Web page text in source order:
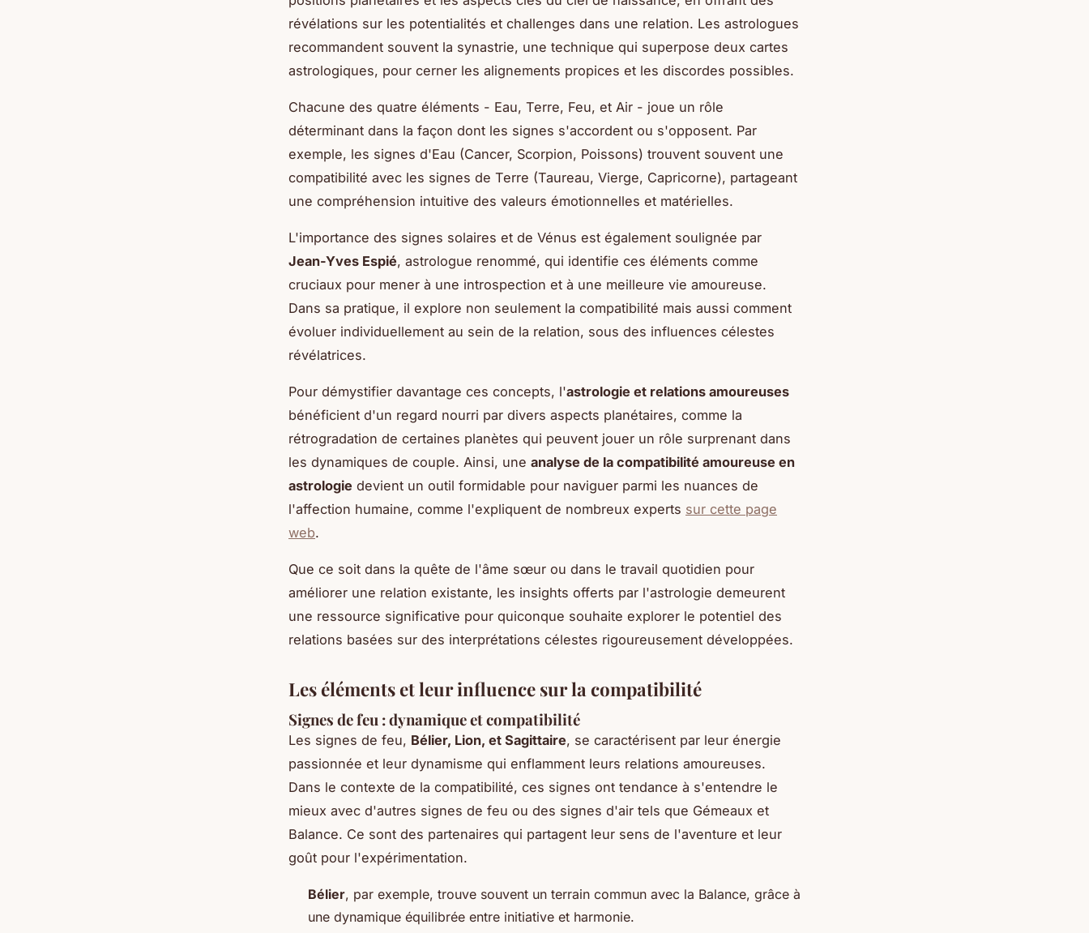
révélations sur les potentialités et challenges dans une relation. Les astrologues
recommandent souvent la synastrie, une technique qui superpose deux cartes
astrologiques, pour cerner les alignements propices et les discordes possibles.
Chacune des quatre éléments - Eau, Terre, Feu, et Air - joue un rôle
déterminant dans la façon dont les signes s'accordent ou s'opposent. Par
exemple, les signes d'Eau (Cancer, Scorpion, Poissons) trouvent souvent une
compatibilité avec les signes de Terre (Taureau, Vierge, Capricorne), partageant
une compréhension intuitive des valeurs émotionnelles et matérielles.
L'importance des signes solaires et de Vénus est également soulignée par
Jean-Yves Espié, astrologue renommé, qui identifie ces éléments comme
cruciaux pour mener à une introspection et à une meilleure vie amoureuse.
Dans sa pratique, il explore non seulement la compatibilité mais aussi comment
évoluer individuellement au sein de la relation, sous des influences célestes
révélatrices.
Pour démystifier davantage ces concepts, l'astrologie et relations amoureuses
bénéficient d'un regard nourri par divers aspects planétaires, comme la
rétrogradation de certaines planètes qui peuvent jouer un rôle surprenant dans
les dynamiques de couple. Ainsi, une analyse de la compatibilité amoureuse en
astrologie devient un outil formidable pour naviguer parmi les nuances de
l'affection humaine, comme l'expliquent de nombreux experts sur cette page
web.
Que ce soit dans la quête de l'âme sœur ou dans le travail quotidien pour
améliorer une relation existante, les insights offerts par l'astrologie demeurent
une ressource significative pour quiconque souhaite explorer le potentiel des
relations basées sur des interprétations célestes rigoureusement développées.
Les éléments et leur influence sur la compatibilité
Signes de feu : dynamique et compatibilité
Les signes de feu, Bélier, Lion, et Sagittaire, se caractérisent par leur énergie
passionnée et leur dynamisme qui enflamment leurs relations amoureuses.
Dans le contexte de la compatibilité, ces signes ont tendance à s'entendre le
mieux avec d'autres signes de feu ou des signes d'air tels que Gémeaux et
Balance. Ce sont des partenaires qui partagent leur sens de l'aventure et leur
goût pour l'expérimentation.
Bélier, par exemple, trouve souvent un terrain commun avec la Balance, grâce à
une dynamique équilibrée entre initiative et harmonie.